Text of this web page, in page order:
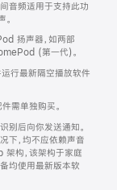
音频适用于支持此功
扬声器，如两部
(第一代)。
行最新隔空播放软件
需单独购买。
别后向你发送通知。
下，均不应依赖声音
构，该架构于家庭
均使用最新版本软